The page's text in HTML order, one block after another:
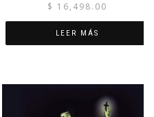
$ 16,498.00
LEER MÁS